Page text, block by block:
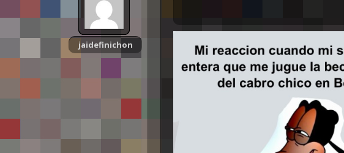
jaidefinichon